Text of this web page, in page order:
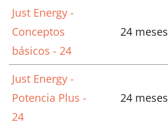
Just Energy -
Conceptos
básicos - 24
24 meses
Just Energy -
Potencia Plus -
24
24 meses